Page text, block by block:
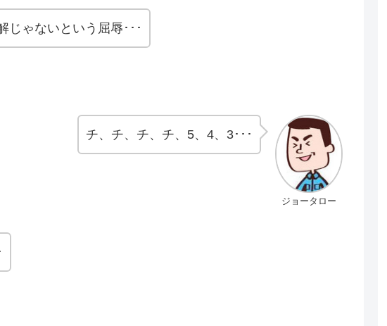
じゃないという屈辱･･･
ジョータロー
チ、チ、チ、チ、5、4、3･･･